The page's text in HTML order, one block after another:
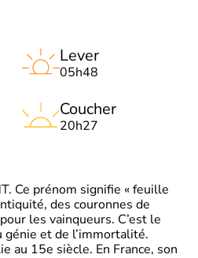
Lever
05h48
Coucher
20h27
Ce prénom signifie « feuille
des couronnes de
les vainqueurs. C’est le
et de l’immortalité.
au 15e siècle. En France, son